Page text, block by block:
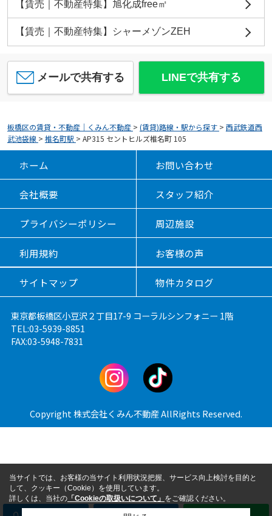
【賃売｜不動産特集】旭化成free㎡
【賃売｜不動産特集】シャーメゾンZEH
メールで共有する LINEで共有する
板橋区の賃貸・不動産｜くみん不動産 > (賃貸)路線・駅から探す > 西武鉄道西
武池袋線 > 椎名町駅 > AP315 セントヒルズ椎名町 105
ホーム お問い合わせ
会社概要 スタッフ紹介
プライバシーポリシー 周辺施設
利用規約 お客様の声
サイトマップ 物件カタログ
東京都板橋区小豆沢２丁目17-9 コーラルシンフォニー 1階
TEL:03-5939-8851
FAX:03-5948-7831
Copyright 株式会社くみん不動産 AllRights Reserved.
当サイトでは、お客様の当サイト利用状況把握、サービス向上検討を目的と
して、クッキー（Cookie）を使用しています。
詳しくは、当社の 「Cookieの取扱いについて」 をご確認ください。